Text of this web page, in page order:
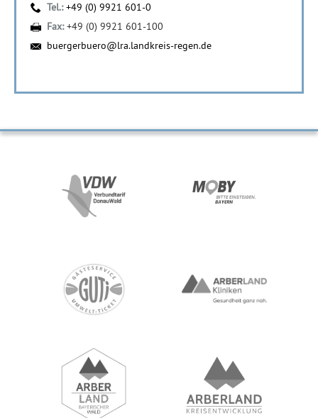
Tel.:+49 (0) 9921 601-0
Fax:+49 (0) 9921 601-100
buergerbuero@lra.landkreis-regen.de